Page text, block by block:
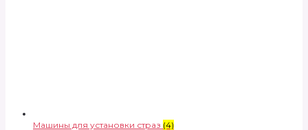
Машины для установки страз (4)